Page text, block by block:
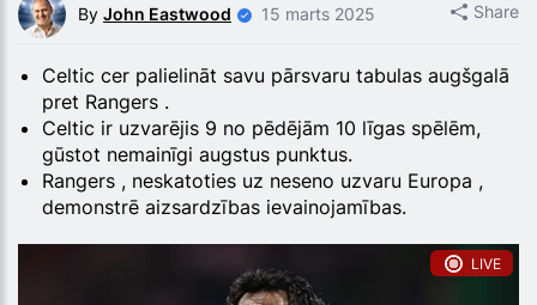
By John Eastwood 15 marts 2025 Share
Celtic cer palielināt savu pārsvaru tabulas augšgalā
pret Rangers .
Celtic ir uzvarējis 9 no pēdējām 10 līgas spēlēm,
gūstot nemainīgi augstus punktus.
Rangers , neskatoties uz neseno uzvaru Europa ,
demonstrē aizsardzības ievainojamības.
LIVE